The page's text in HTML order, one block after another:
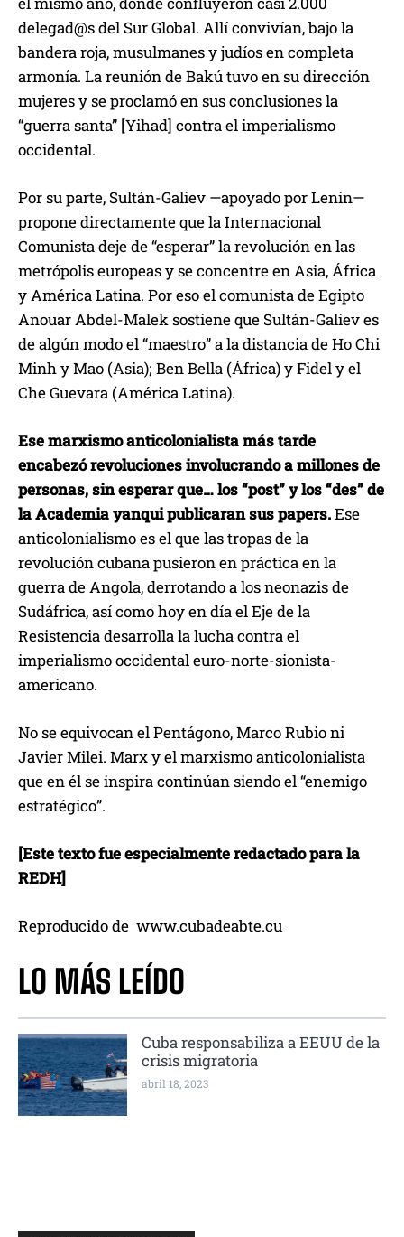
delegad@s del Sur Global. Allí convivían, bajo la
bandera roja, musulmanes y judíos en completa
armonía. La reunión de Bakú tuvo en su dirección
mujeres y se proclamó en sus conclusiones la
“guerra santa” [Yihad] contra el imperialismo
occidental.
Por su parte, Sultán-Galiev —apoyado por Lenin—
propone directamente que la Internacional
Comunista deje de “esperar” la revolución en las
metrópolis europeas y se concentre en Asia, África
y América Latina. Por eso el comunista de Egipto
Anouar Abdel-Malek sostiene que Sultán-Galiev es
de algún modo el “maestro” a la distancia de Ho Chi
Minh y Mao (Asia); Ben Bella (África) y Fidel y el
Che Guevara (América Latina).
Ese marxismo anticolonialista más tarde
encabezó revoluciones involucrando a millones de
personas, sin esperar que… los “post” y los “des” de
la Academia yanqui publicaran sus papers.Ese
anticolonialismo es el que las tropas de la
revolución cubana pusieron en práctica en la
guerra de Angola, derrotando a los neonazis de
Sudáfrica, así como hoy en día el Eje de la
Resistencia desarrolla la lucha contra el
imperialismo occidental euro-norte-sionista-
americano.
No se equivocan el Pentágono, Marco Rubio ni
Javier Milei. Marx y el marxismo anticolonialista
que en él se inspira continúan siendo el “enemigo
estratégico”.
[Este texto fue especialmente redactado para la
REDH]
Reproducido de www.cubadeabte.cu
LO MÁS LEÍDO
Cuba responsabiliza a EEUU de la
crisis migratoria
abril 18, 2023